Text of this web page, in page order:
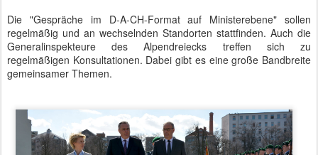
Die "Gespräche im D-A-CH-Format auf Ministerebene" sollen
regelmäßig und an wechselnden Standorten stattfinden. Auch die
Generalinspekteure des Alpendreiecks treffen sich zu
regelmäßigen Konsultationen. Dabei gibt es eine große Bandbreite
gemeinsamer Themen.